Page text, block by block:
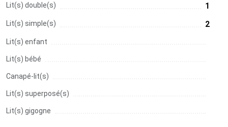
Lit(s) double(s) 1
Lit(s) simple(s) 2
Lit(s) enfant
Lit(s) bébé
Canapé-lit(s)
Lit(s) superposé(s)
Lit(s) gigogne